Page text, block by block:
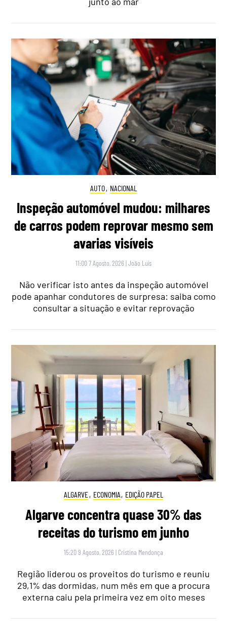
AUTO, NACIONAL
Inspeção automóvel mudou: milhares
de carros podem reprovar mesmo sem
avarias visíveis
11:00 7 Agosto, 2026 |João Luís
Não verificar isto antes da inspeção automóvel
pode apanhar condutores de surpresa: saiba como
consultar a situação e evitar reprovação
ALGARVE, ECONOMIA, EDIÇÃO PAPEL
Algarve concentra quase 30% das
receitas do turismo em junho
15:20 9 Agosto, 2026 | Cristina Mendonça
Região liderou os proveitos do turismo e reuniu
29,1% das dormidas, num mês em que a procura
externa caiu pela primeira vez em oito meses